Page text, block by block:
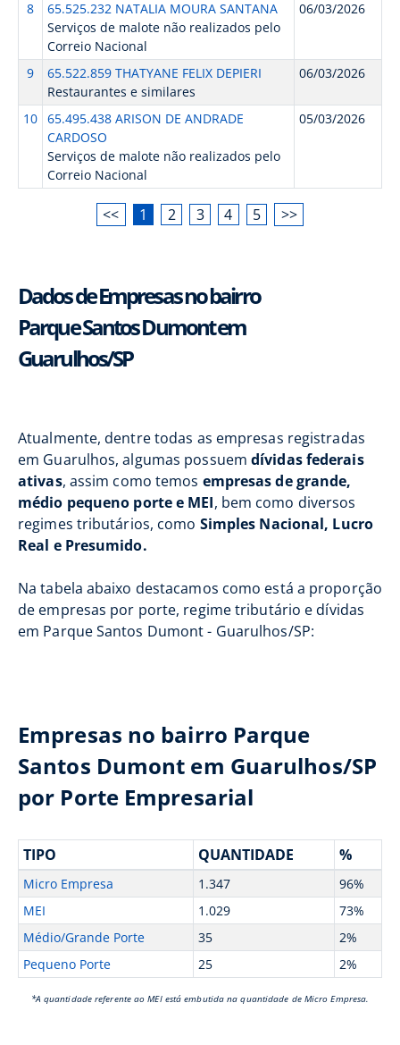
8
65.525.232 NATALIA MOURA SANTANA
Serviços de malote não realizados pelo
Correio Nacional
06/03/2026
9
65.522.859 THATYANE FELIX DEPIERI
Restaurantes e similares
06/03/2026
10 65.495.438 ARISON DE ANDRADE
CARDOSO
Serviços de malote não realizados pelo
Correio Nacional
05/03/2026
<< 1 2 3 4 5 >>
Dados de Empresas no bairro
Parque Santos Dumont em
Guarulhos/SP
Atualmente, dentre todas as empresas registradas
em Guarulhos, algumas possuemdívidas federais
ativas, assim como temos empresas de grande,
médio pequeno porte e MEI, bem como diversos
regimes tributários, como Simples Nacional, Lucro
Real e Presumido.
Na tabela abaixo destacamos como está a proporção
de empresas por porte, regime tributário e dívidas
em Parque Santos Dumont - Guarulhos/SP:
Empresas no bairro Parque
Santos Dumont em Guarulhos/SP
por Porte Empresarial
TIPO QUANTIDADE %
Micro Empresa 1.347
96%
MEI
1.029
73%
Médio/Grande Porte
35
2%
Pequeno Porte
25 2%
*A quantidade referente ao MEI está embutida na quantidade de Micro Empresa.